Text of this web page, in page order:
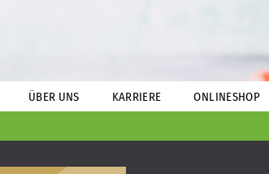
ÜBER UNS KARRIERE ONLINESHOP